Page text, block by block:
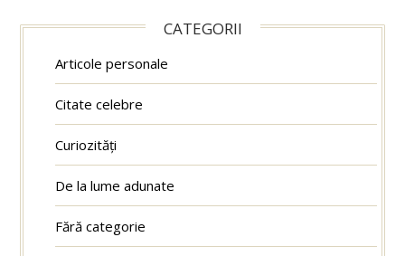
CATEGORII
Articole personale
Citate celebre
Curiozități
De la lume adunate
Fără categorie